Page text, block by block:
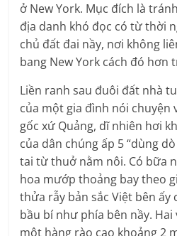
ở New York. Mục đích là
địa danh khó đọc có từ thời
chủ đất đai nầy, nơi không
bang New York cách đó hơn
Liền ranh sau đuôi đất nhà
của một gia đình nói chuyện
gốc xứ Quảng, dĩ nhiên hơi
của dân chúng ấp 5 “dùng
tai từ thuở nằm nôi. Có bữa
hoa mướp thoảng bay theo
thửa rẫy bản sắc Việt bên
bầu bí như phía bên nầy.
một hàng rào cao khoảng 2